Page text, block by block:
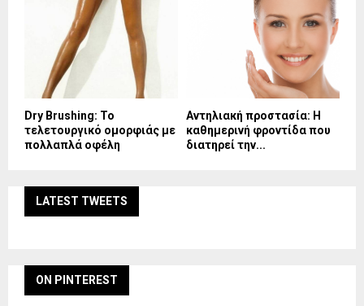
Dry Brushing: Το
τελετουργικό ομορφιάς με
πολλαπλά οφέλη
Αντηλιακή προστασία: Η
καθημερινή φροντίδα που
διατηρεί την...
LATEST TWEETS
ON PINTEREST